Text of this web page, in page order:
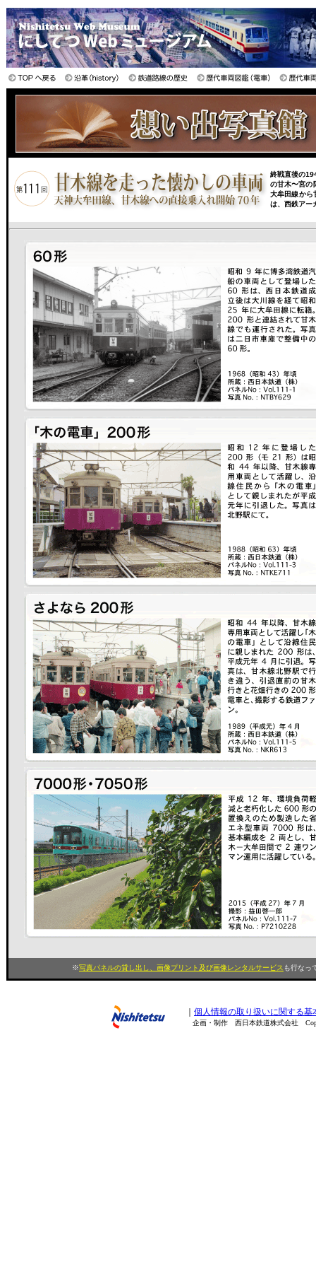
終戦直後の
の甘木〜宮の
大牟田線から
は、西鉄アー
※写真パネルの貸し出し、画像プリント及び画像レンタルサービス も行なっ
個人情報の取り扱いに関する基
企画・制作 西日本鉄道株式会社